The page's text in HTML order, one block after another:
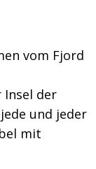
vom Fjord
Insel der
und jeder
mit